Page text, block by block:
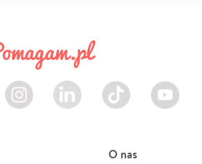
Instagram LinkedIn TikTok Youtube
O nas